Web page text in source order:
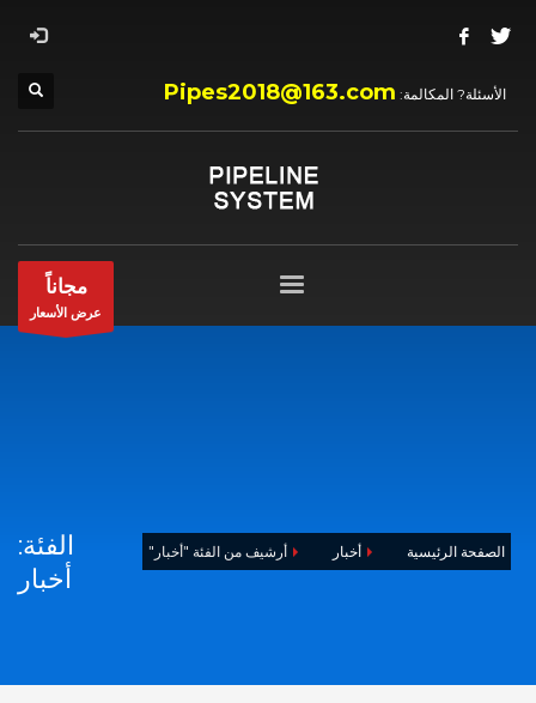
الأسئلة? المكالمة: Pipes2018@163.com
مجاناً
عرض الأسعار
الصفحة الرئيسية أخبار أرشيف من الفئة "أخبار"
الفئة:
أخبار